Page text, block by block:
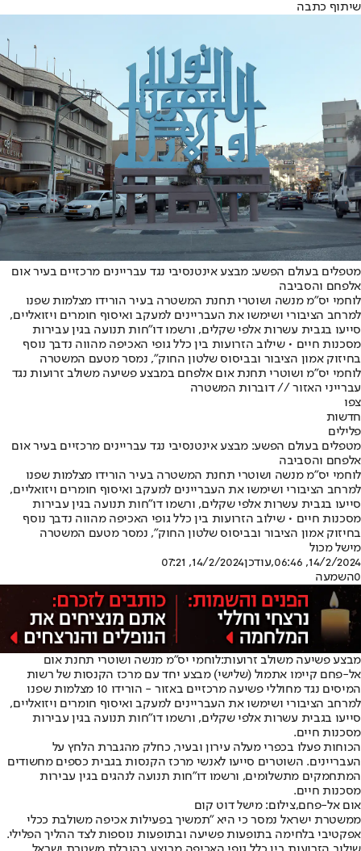
שיתוף כתבה
מטפלים בעולם הפשע: מבצע אינטנסיבי נגד עבריינים מרכזיים בעיר אום
אלפחם והסביבה
לוחמי יס"מ מנשה ושוטרי תחנת המשטרה בעיר הורידו מצלמות שפנו
למרחב הציבורי ושימשו את העבריינים למעקב ואיסוף חומרים ויזואליים,
סייעו בגבית עשרות אלפי שקלים, ורשמו דו"חות תנועה בגין עבירות
מסכנות חיים • שילוב הזרועות בין כלל גופי האכיפה מהווה נדבך נוסף
בחיזוק אמון הציבור ובביסוס שלטון החוק", נמסר מטעם המשטרה
לוחמי יס"מ ושוטרי תחנת אום אלפחם במבצע פשיעה משולב זרועות נגד
עברייני האזור // דוברות המשטרה
צפו
חדשות
פלילים
מטפלים בעולם הפשע: מבצע אינטנסיבי נגד עבריינים מרכזיים בעיר אום
אלפחם והסביבה
לוחמי יס"מ מנשה ושוטרי תחנת המשטרה בעיר הורידו מצלמות שפנו
למרחב הציבורי ושימשו את העבריינים למעקב ואיסוף חומרים ויזואליים,
סייעו בגבית עשרות אלפי שקלים, ורשמו דו"חות תנועה בגין עבירות
מסכנות חיים • שילוב הזרועות בין כלל גופי האכיפה מהווה נדבך נוסף
בחיזוק אמון הציבור ובביסוס שלטון החוק", נמסר מטעם המשטרה
מישל מכול
14/2/2024, 06:46
,עודכן14/2/2024, 07:21
0השמעה
מבצע פשיעה משולב זרועות:לוחמי יס"מ מנשה ושוטרי תחנת אום
אל-פחם קיימו אתמול (שלישי) מבצע יחד עם מרכז הקנסות של רשות
המיסים נגד מחוללי פשיעה מרכזיים באזור - הורידו 10 מצלמות שפנו
למרחב הציבורי ושימשו את העבריינים למעקב ואיסוף חומרים ויזואליים,
סייעו בגבית עשרות אלפי שקלים, ורשמו דו"חות תנועה בגין עבירות
מסכנות חיים.
הכוחות פעלו בכפרי מעלה עירון ובעיר, כחלק מהגברת הלחץ על
העבריינים. השוטרים סייעו לאנשי מרכז הקנסות בגבית כספים מחשודים
המתחמקים מתשלומים, ורשמו דו"חות תנועה לנהגים בגין עבירות
מסכנות חיים.
אום אל-פחם,צילום: מישל דוט קום
ממשטרת ישראל נמסר כי היא "תמשיך בפעילות אכיפה משולבת ככלי
אפקטיבי בלחימה בתופעות פשיעה ובתופעות נוספות לצד ההליך הפלילי.